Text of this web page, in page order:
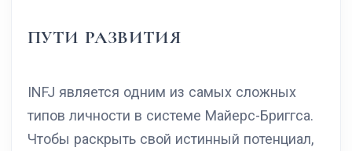
ПУТИ РАЗВИТИЯ
INFJ является одним из самых сложных
типов личности в системе Майерс-Бриггса.
Чтобы раскрыть свой истинный потенциал,